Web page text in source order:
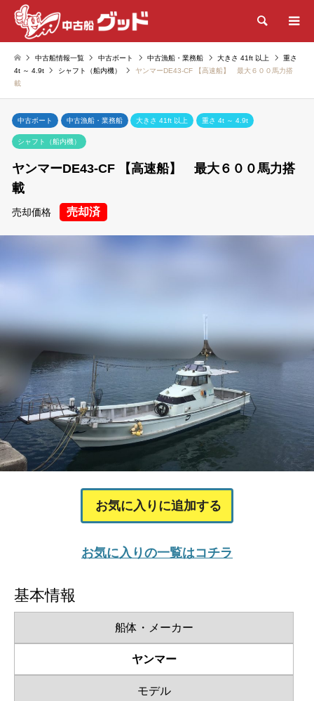
検索
中古船情報一覧 中古ボート 中古漁船・業務船 大きさ 41ft 以上
重さ
4t ～ 4.9t
シャフト（船内機）
ヤンマーDE43-CF 【高速船】 最大６００馬力搭
載
中古ボート 中古漁船・業務船 大きさ 41ft 以上 重さ 4t ～ 4.9t
シャフト（船内機）
ヤンマーDE43-CF 【高速船】 最大６００馬力搭
載
売却価格 売却済
お気に入りに追加する
お気に入りの一覧はコチラ
基本情報
船体・メーカー
ヤンマー
モデル